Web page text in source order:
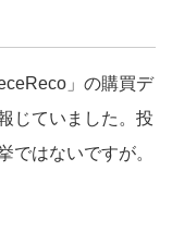
」の購買デ
じていました。投
ではないですが。